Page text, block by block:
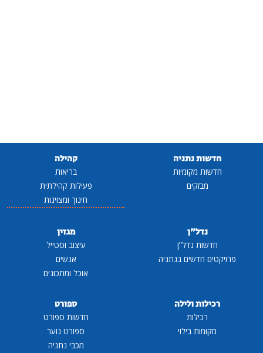
חדשות נתניה
חדשות מקומיות
מבזקים
קהילה
בריאות
פעילות קהילתית
חינוך ומצוינות
נדל"ן
חדשות נדל"ן
פרויקטים חדשים בנתניה
מגזין
עיצוב וסטייל
אנשים
אוכל ומתכונים
רכילות ולילה
רכילות
מקומות בילוי
ספורט
חדשות ספורט
ספורט נוער
מכבי נתניה